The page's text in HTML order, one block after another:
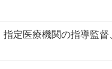
定医療機関の指導監督